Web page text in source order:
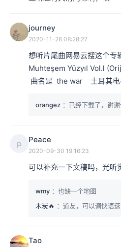
journey
2020-11-26 08:28:27
想听片尾曲网易云搜这个专
Muhteşem Yüzyıl Vol.l
曲名是  the war    土耳其
orangez ：已经下载了，谢谢
P
Peace
2020-09-30 19:16:23
可以补充一下文稿吗，光听
wmy ：也缺一个地图
木炭🔥 ：道友，可以调快语速
Tao